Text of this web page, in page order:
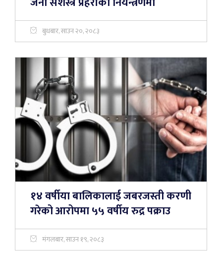
बुधबार, साउन २०, २०८३
१४ वर्षीया बालिकालाई जबरजस्ती करणी
गरेको आरोपमा ५५ वर्षीय रुद्र पक्राउ
मंगलबार, साउन १९, २०८३